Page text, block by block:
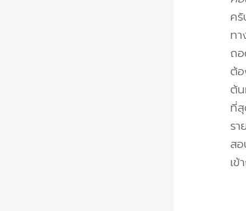
ค
ท
ถ
ต้
ต้
ที่
ร
ส
เ